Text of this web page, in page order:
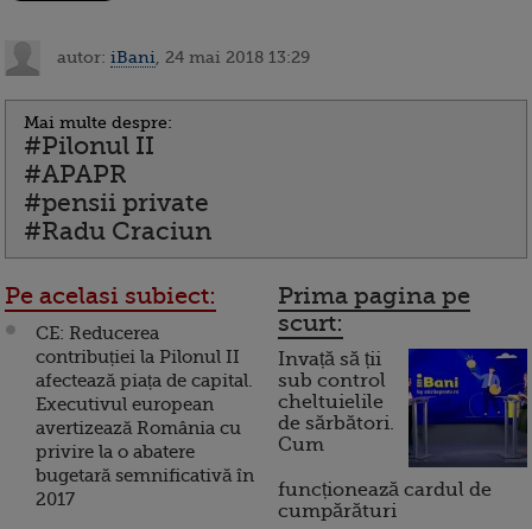
autor: iBani , 24 mai 2018 13:29
Mai multe despre:
#Pilonul II
#APAPR
#pensii private
#Radu Craciun
Pe acelasi subiect:
CE: Reducerea
contribuției la Pilonul II
afectează piața de capital.
Executivul european
avertizează România cu
privire la o abatere
bugetară semnificativă în
2017
Prima pagina pe
scurt:
Invață să ții
sub control
cheltuielile
de sărbători.
Cum
funcționează cardul de
cumpărături